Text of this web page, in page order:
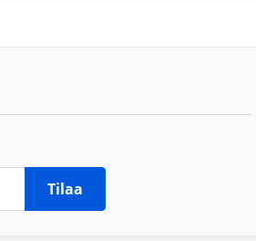
Tilaa